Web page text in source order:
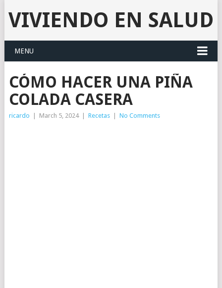
VIVIENDO EN SALUD
MENU
CÓMO HACER UNA PIÑA
COLADA CASERA
ricardo March 5, 2024 Recetas No Comments